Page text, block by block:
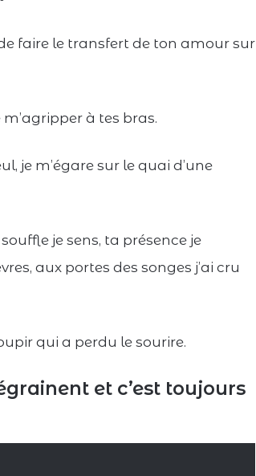
faire le transfert de ton amour sur
à tes bras.
je m’égare sur le quai d’une
je sens, ta présence je
aux portes des songes j’ai cru
qui a perdu le sourire.
et c’est toujours